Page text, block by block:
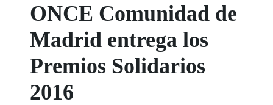
ONCE Comunidad de
Madrid entrega los
Premios Solidarios
2016